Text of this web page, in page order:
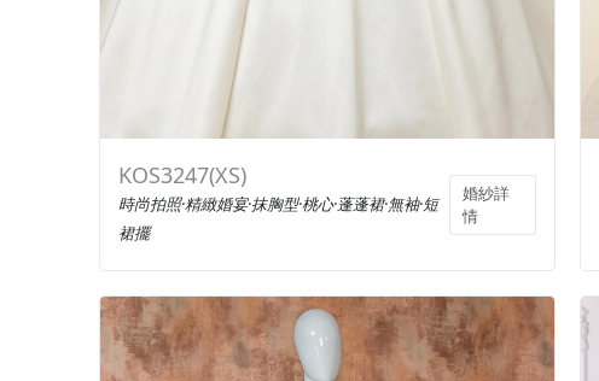
KOS3247(XS)
時尚拍照·精緻婚宴·抹胸型·桃心·蓬蓬裙·無袖·短
裙擺
婚紗詳
情